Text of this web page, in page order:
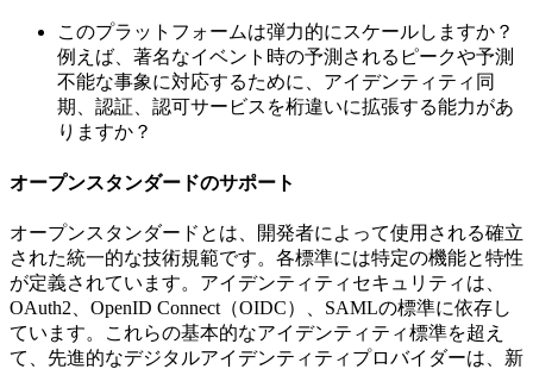
このプラットフォームは弾力的にスケールしますか？
例えば、著名なイベント時の予測されるピークや予測
不能な事象に対応するために、アイデンティティ同
期、認証、認可サービスを桁違いに拡張する能力があ
りますか？
オープンスタンダードのサポート
オープンスタンダードとは、開発者によって使用される確立
された統一的な技術規範です。各標準には特定の機能と特性
が定義されています。アイデンティティセキュリティは、
OAuth2、OpenID Connect（OIDC）、SAMLの標準に依存し
ています。これらの基本的なアイデンティティ標準を超え
て、先進的なデジタルアイデンティティプロバイダーは、新